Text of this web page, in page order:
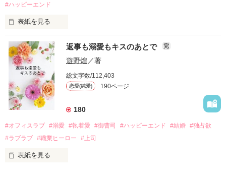
酔った勢いで一夜を共にしてしまった。
さらに、美桜が初めてだと知った哲平は
『責任をとる、結婚しよう』と真っ直ぐに告げてきた。
戸惑う美桜とは裏腹に、好きという気持ちを隠すことなく
甘やかしてくる。
そんなある日、哲平は美桜がストーカー被害に
遭っていることを知る。
美桜を守るため、哲平は同居を提案してきて――。
夏木美桜(なつきみお)
鳴海哲平 (なるみてっぺい)
#ハッピーエンド
表紙を見る
おかしな噂を流されて前の職場でうまくいかなかった梅田美
桜は、海外で傷心旅行をしていたところ、日本人美青年と出会
い、酒の勢いもあり一夜限りの関係となる。
帰国後、美桜は新しい職場でワンナイトした美青年と再会。
なんと彼の正体は、とある財閥御曹司にも関わらず、一族を離
れて起業した新進気鋭の実業家、社内でも冷徹だと評判な社長
――御影恭司その人だったのだ――！
なぜか恭司から飼い猫の世話係を命じられた美桜は、猫の世
の関係となってしまい――？
返事も溺愛もキスのあとで 完
遊野煌 ／著
総文字数/112,403
恋愛(純愛) 190ページ
180
#オフィスラブ #溺愛 #執着愛 #御曹司 #ハッピーエンド #結婚 #独占欲
#ラブラブ #職業ヒーロー #上司
表紙を見る